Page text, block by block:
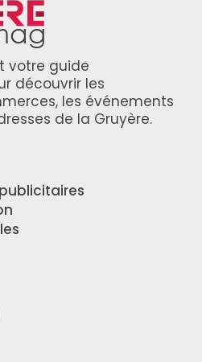
votre guide
découvrir les
les événements
de la Gruyère.